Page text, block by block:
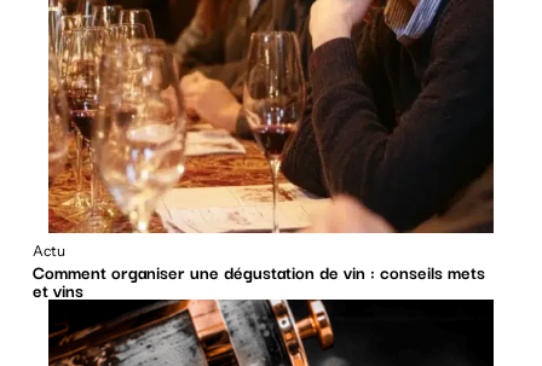
Actu
Comment organiser une dégustation de vin : conseils mets
et vins